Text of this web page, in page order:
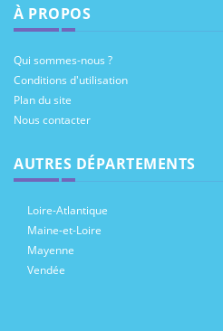
À PROPOS
Qui sommes-nous ?
Conditions d'utilisation
Plan du site
Nous contacter
AUTRES DÉPARTEMENTS
Loire-Atlantique
Maine-et-Loire
Mayenne
Vendée